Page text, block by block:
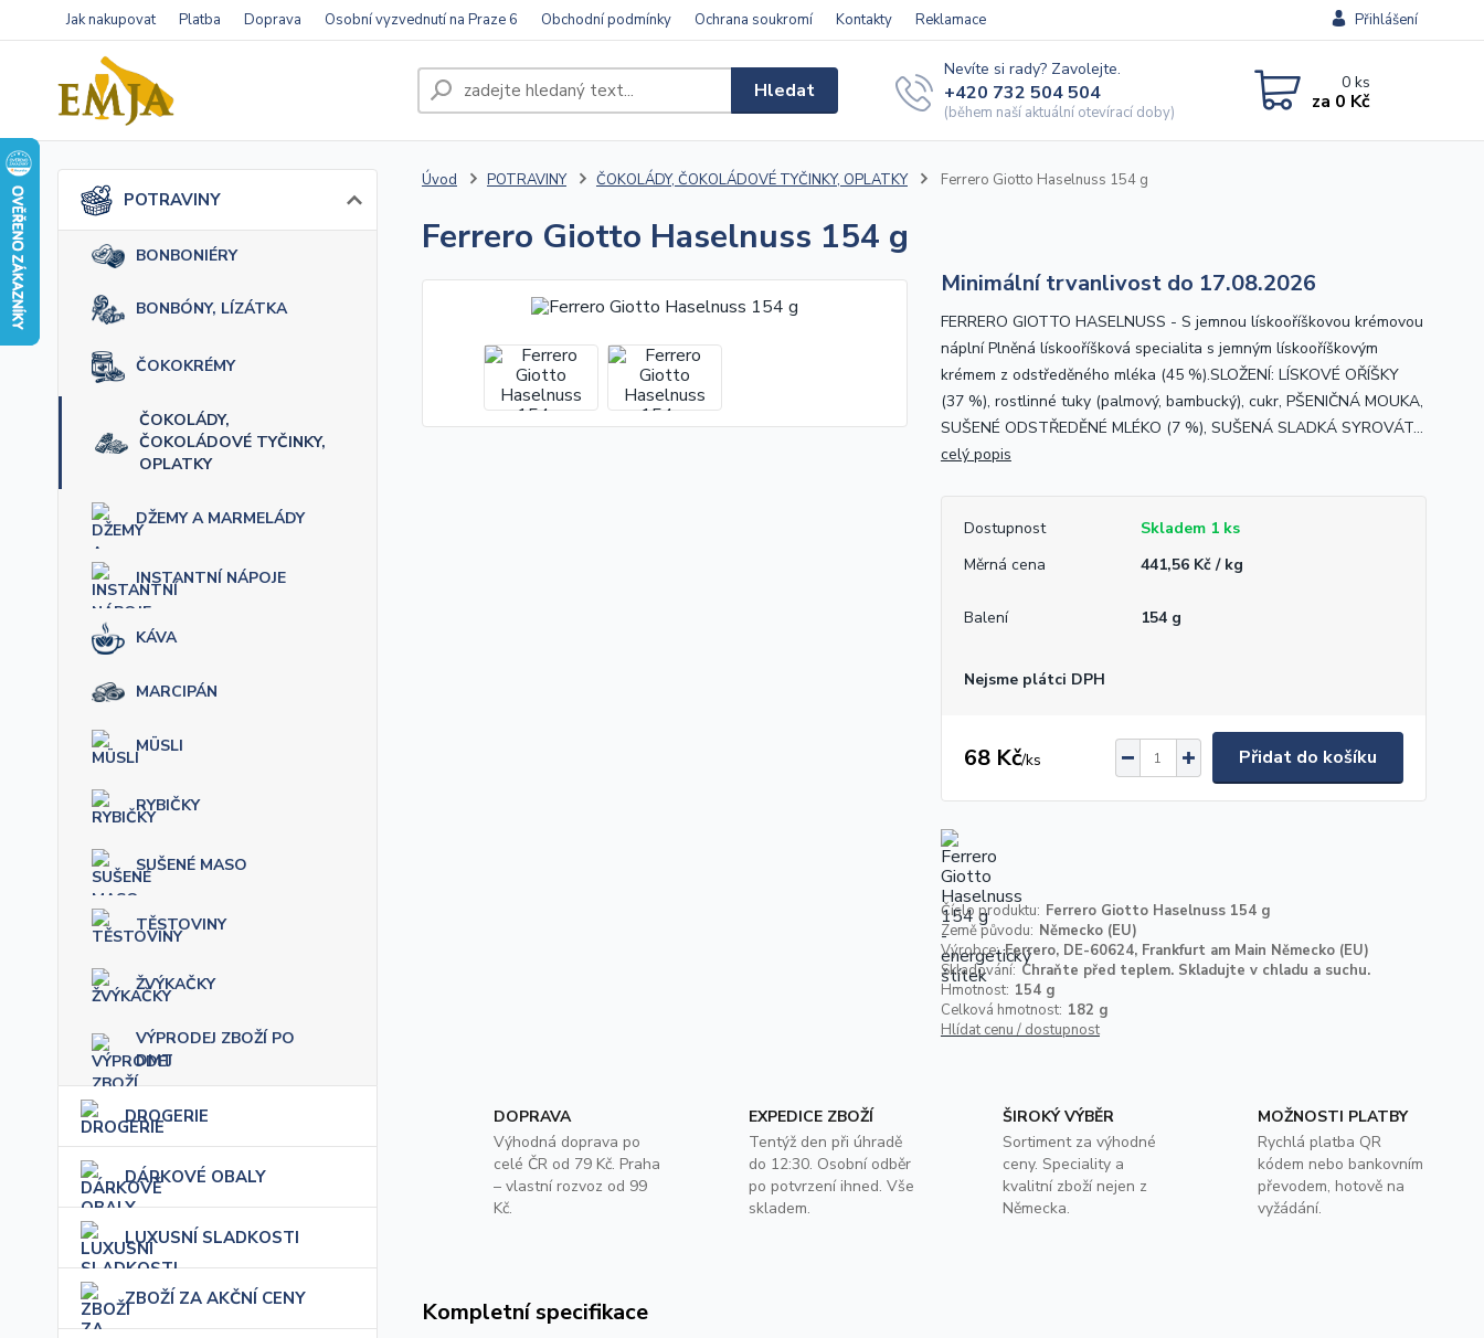
Jak nakupovat Platba Doprava Osobní vyzvednutí na Praze 6 Obchodní podmínky Ochrana soukromí Kontakty Reklamace Přihlášení
Hledat
Nevíte si rady? Zavolejte.
+420 732 504 504
(během naší aktuální otevírací doby)
0ks
za 0 Kč
POTRAVINY
BONBONIÉRY
BONBÓNY, LÍZÁTKA
ČOKOKRÉMY
ČOKOLÁDY,
ČOKOLÁDOVÉ TYČINKY,
OPLATKY
DŽEMY A MARMELÁDY
INSTANTNÍ NÁPOJE
KÁVA
MARCIPÁN
MÜSLI
RYBIČKY
SUŠENÉ MASO
TĚSTOVINY
ŽVÝKAČKY
VÝPRODEJ ZBOŽÍ PO
DMT
DROGERIE
DÁRKOVÉ OBALY
LUXUSNÍ SLADKOSTI
ZBOŽÍ ZA AKČNÍ CENY
Úvod POTRAVINY ČOKOLÁDY, ČOKOLÁDOVÉ TYČINKY, OPLATKY Ferrero Giotto Haselnuss 154 g
Ferrero Giotto Haselnuss 154 g
Minimální trvanlivost do 17.08.2026
FERRERO GIOTTO HASELNUSS - S jemnou lískooříškovou krémovou
náplní Plněná lískooříšková specialita s jemným lískooříškovým
krémem z odstředěného mléka (45 %).SLOŽENÍ: LÍSKOVÉ OŘÍŠKY
(37 %), rostlinné tuky (palmový, bambucký), cukr, PŠENIČNÁ MOUKA,
SUŠENÉ ODSTŘEDĚNÉ MLÉKO (7 %), SUŠENÁ SLADKÁ SYROVÁT...
celý popis
Dostupnost
Skladem 1 ks
Měrná cena
441,56 Kč / kg
Balení 154 g
Nejsme plátci DPH
68 Kč/ks Přidat do košíku
Číslo produktu: Ferrero Giotto Haselnuss 154 g
Země původu: Německo (EU)
Výrobce: Ferrero, DE-60624, Frankfurt am Main Německo (EU)
Skladování: Chraňte před teplem. Skladujte v chladu a suchu.
Hmotnost: 154 g
Celková hmotnost: 182 g
Hlídat cenu / dostupnost
DOPRAVA
Výhodná doprava po
celé ČR od 79 Kč. Praha
– vlastní rozvoz od 99
Kč.
EXPEDICE ZBOŽÍ
Tentýž den při úhradě
do 12:30. Osobní odběr
po potvrzení ihned. Vše
skladem.
ŠIROKÝ VÝBĚR
Sortiment za výhodné
ceny. Speciality a
kvalitní zboží nejen z
Německa.
MOŽNOSTI PLATBY
Rychlá platba QR
kódem nebo bankovním
převodem, hotově na
vyžádání.
Kompletní specifikace